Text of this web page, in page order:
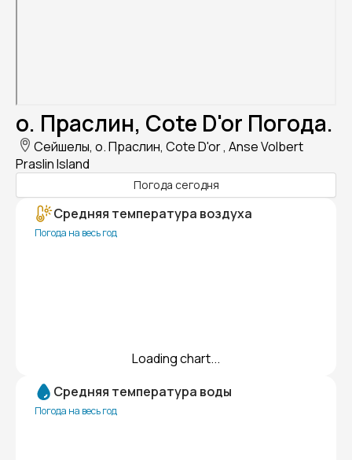
о. Праслин, Cote D'or Погода.
Сейшелы, о. Праслин, Cote D'or , Anse Volbert
Praslin Island
Погода сегодня
Средняя температура воздуха
Погода на весь год
Loading chart...
Средняя температура воды
Погода на весь год